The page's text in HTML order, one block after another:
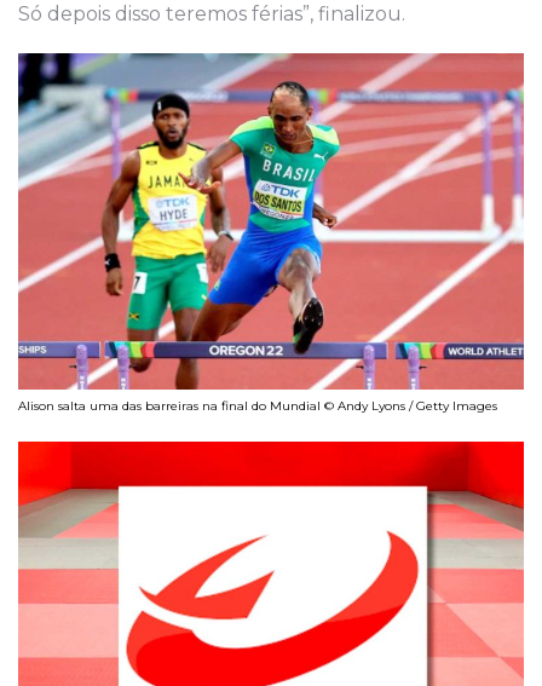
Só depois disso teremos férias”, finalizou.
Alison salta uma das barreiras na final do Mundial © Andy Lyons / Getty Images